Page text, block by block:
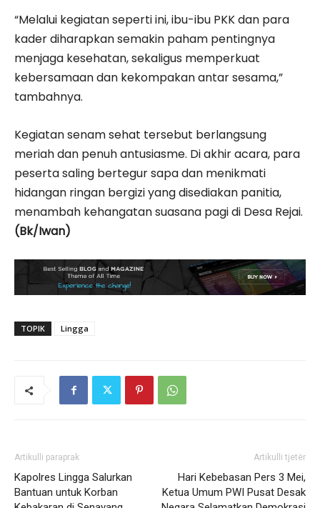
“Melalui kegiatan seperti ini, ibu-ibu PKK dan para
kader diharapkan semakin paham pentingnya
menjaga kesehatan, sekaligus memperkuat
kebersamaan dan kekompakan antar sesama,”
tambahnya.
Kegiatan senam sehat tersebut berlangsung
meriah dan penuh antusiasme. Di akhir acara, para
peserta saling bertegur sapa dan menikmati
hidangan ringan bergizi yang disediakan panitia,
menambah kehangatan suasana pagi di Desa Rejai.
(Bk/Iwan)
TOPIK Lingga
Artikulli paraprak
Kapolres Lingga Salurkan
Bantuan untuk Korban
Artikulli tjetër
Hari Kebebasan Pers 3 Mei,
Ketua Umum PWI Pusat Desak